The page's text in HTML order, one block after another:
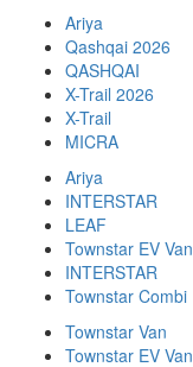
Ariya
Qashqai 2026
QASHQAI
X-Trail 2026
X-Trail
MICRA
Ariya
INTERSTAR
LEAF
Townstar EV Van
INTERSTAR
Townstar Combi
Townstar Van
Townstar EV Van